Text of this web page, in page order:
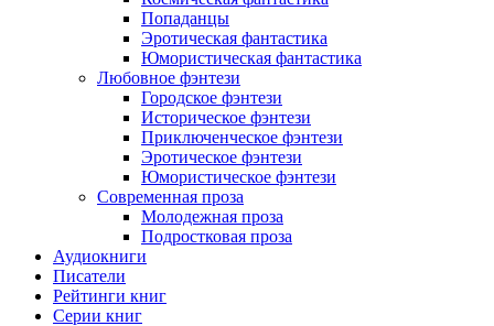
Попаданцы
Эротическая фантастика
Юмористическая фантастика
Любовное фэнтези
Городское фэнтези
Историческое фэнтези
Приключенческое фэнтези
Эротическое фэнтези
Юмористическое фэнтези
Современная проза
Молодежная проза
Подростковая проза
Аудиокниги
Писатели
Рейтинги книг
Серии книг